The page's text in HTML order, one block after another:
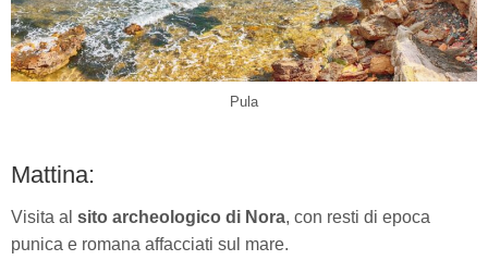
Pula
Mattina:
Visita al sito archeologico di Nora, con resti di epoca
punica e romana affacciati sul mare.